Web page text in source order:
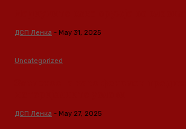
ДСП Ленка - May 31, 2025
Uncategorized
ДСП Ленка - May 27, 2025